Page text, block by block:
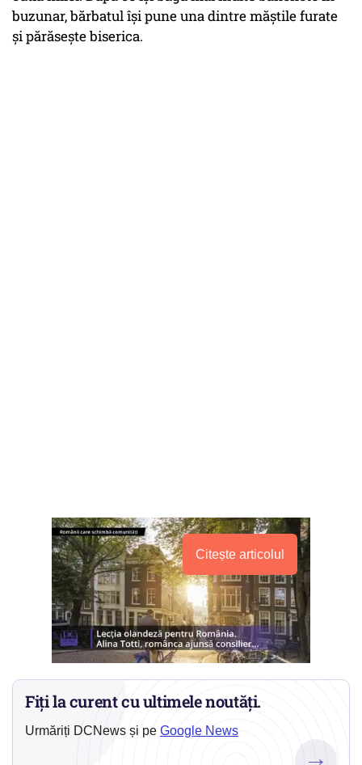
buzunar, bărbatul își pune una dintre măștile furate
și părăsește biserica.
Citește articolul
Fiți la curent cu ultimele noutăți.
Urmăriți DCNews și pe Google News
→